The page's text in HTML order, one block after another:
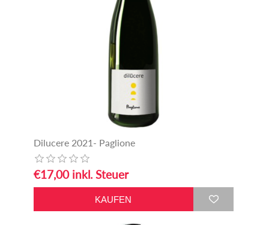
Dilucere 2021- Paglione
€17,00 inkl. Steuer